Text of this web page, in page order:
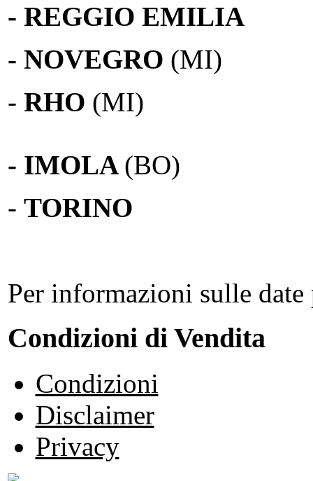
- REGGIO EMILIA
- NOVEGRO (MI)
- RHO (MI)
- IMOLA (BO)
- TORINO
Per informazioni sulle
Condizioni di Vendita
Condizioni
Disclaimer
Privacy